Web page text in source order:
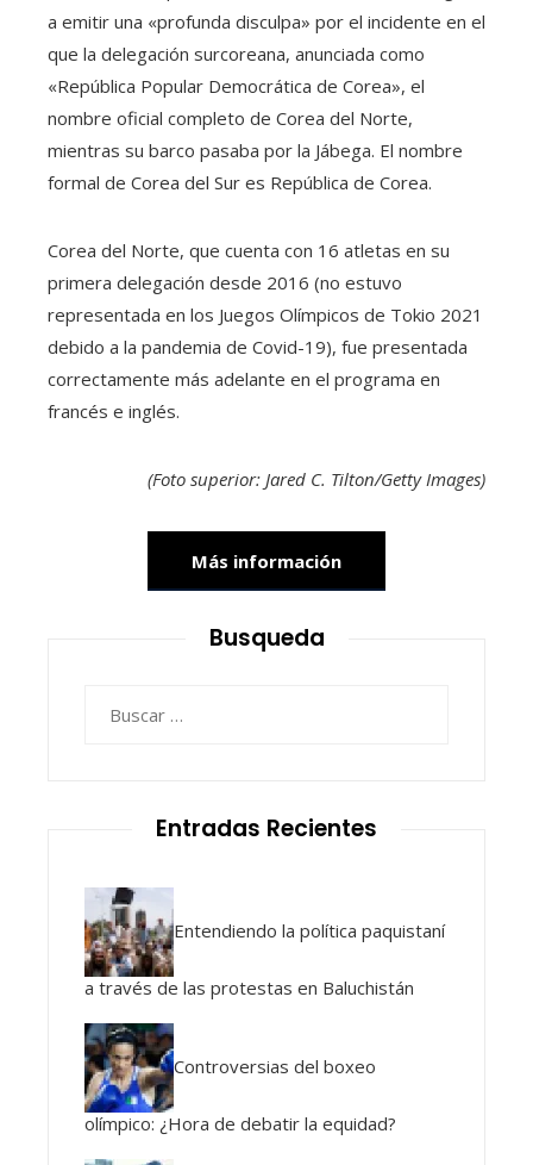
a emitir una «profunda disculpa» por el incidente en el
que la delegación surcoreana, anunciada como
«República Popular Democrática de Corea», el
nombre oficial completo de Corea del Norte,
mientras su barco pasaba por la Jábega. El nombre
formal de Corea del Sur es República de Corea.
Corea del Norte, que cuenta con 16 atletas en su
primera delegación desde 2016 (no estuvo
representada en los Juegos Olímpicos de Tokio 2021
debido a la pandemia de Covid-19), fue presentada
correctamente más adelante en el programa en
francés e inglés.
(Foto superior: Jared C. Tilton/Getty Images)
Más información
Busqueda
Entradas Recientes
Entendiendo la política paquistaní
a través de las protestas en Baluchistán
Controversias del boxeo
olímpico: ¿Hora de debatir la equidad?